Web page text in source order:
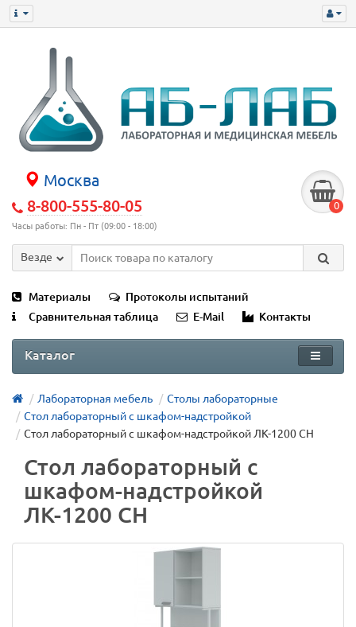
Москва
8-800-555-80-05
Часы работы: Пн - Пт (09:00 - 18:00)
0
Везде
Материалы
Протоколы испытаний
Сравнительная таблица
E-Mail Контакты
Каталог
Лабораторная мебель
Столы лабораторные
Стол лабораторный с шкафом-надстройкой
Стол лабораторный с шкафом-надстройкой ЛК-1200 СН
Стол лабораторный с
шкафом-надстройкой
ЛК-1200 СН